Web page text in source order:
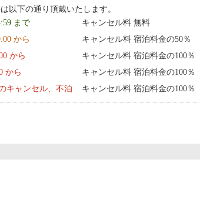
以下の通り頂戴いたします。
まで
キャンセル料 無料
00:00 から
キャンセル料 宿泊料金の50％
から
キャンセル料 宿泊料金の100％
から
キャンセル料 宿泊料金の100％
キャンセル、不泊
キャンセル料 宿泊料金の100％